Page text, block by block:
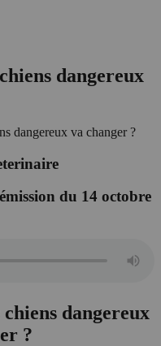
dangereux
dangereux va changer ?
du 14 octobre
dangereux
?